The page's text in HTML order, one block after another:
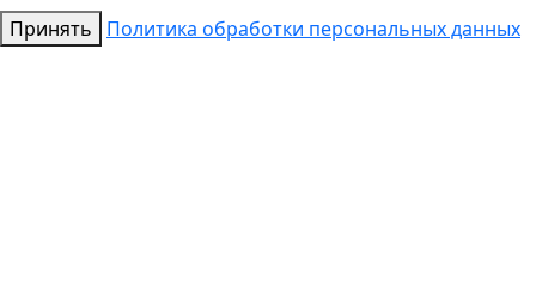
Принять
Политика обработки персональных данных